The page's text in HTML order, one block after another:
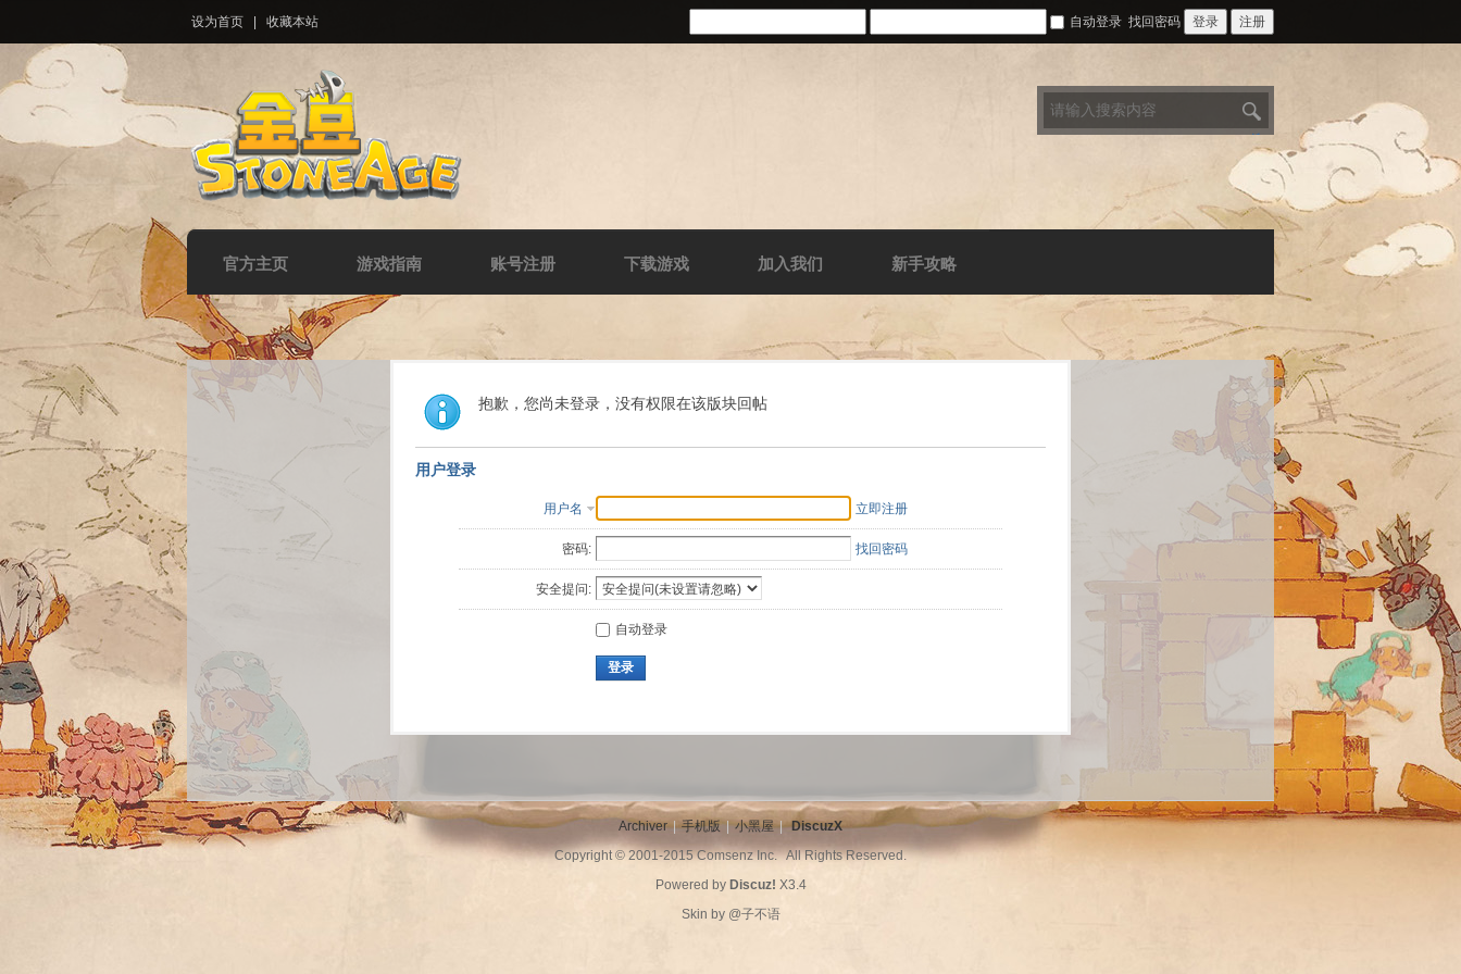
设为首页 收藏本站 自动登录 找回密码 登录 注册
官方主页 游戏指南 账号注册 下载游戏 加入我们 新手攻略
抱歉，您尚未登录，没有权限在该版块回帖
用户登录
用户名 立即注册
密码: 找回密码
安全提问:
自动登录
登录
Archiver | 手机版 | 小黑屋 | DiscuzX
Copyright © 2001-2015Comsenz Inc.All Rights Reserved.
Powered by Discuz! X3.4
Skin by @子不语